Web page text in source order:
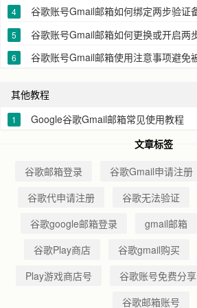
4
5
6
其他教程
1 Google谷歌Gmail邮箱常见使用教程
文章标签
谷歌邮箱登录
谷歌Gmail申请注册
谷歌代申请注册
谷歌无法验证
谷歌google邮箱登录
gmail邮箱
谷歌Play商店
谷歌gmail购买
Play游戏商店号
谷歌账号免费分享
谷歌邮箱账号